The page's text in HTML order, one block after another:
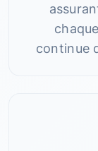
continue